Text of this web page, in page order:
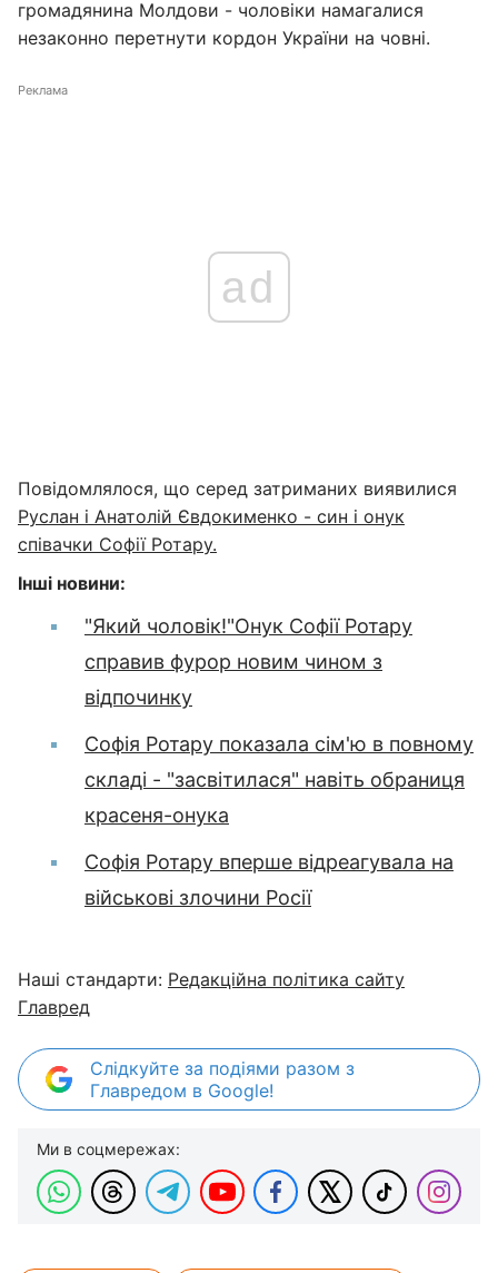
громадянина Молдови - чоловіки намагалися
незаконно перетнути кордон України на човні.
Реклама
ad
Повідомлялося, що серед затриманих виявилися
Руслан і Анатолій Євдокименко - син і онук
співачки Софії Ротару.
Інші новини:
"Який чоловік!"Онук Софії Ротару
справив фурор новим чином з
відпочинку
Софія Ротару показала сім'ю в повному
складі - "засвітилася" навіть обраниця
красеня-онука
Софія Ротару вперше відреагувала на
військові злочини Росії
Наші стандарти: Редакційна політика сайту
Главред
Слідкуйте за подіями разом з
Главредом в Google!
Ми в соцмережах: